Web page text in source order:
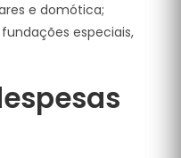
e domótica;
especiais,